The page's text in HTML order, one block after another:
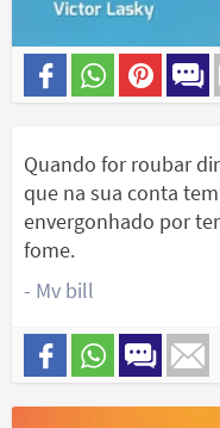
Quando for roubar
que na sua conta
envergonhado por
fome.
- Mv bill